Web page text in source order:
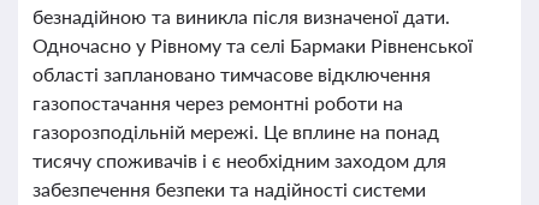
безнадійною та виникла після визначеної дати.
Одночасно у Рівному та селі Бармаки Рівненської
області заплановано тимчасове відключення
газопостачання через ремонтні роботи на
газорозподільній мережі. Це вплине на понад
тисячу споживачів і є необхідним заходом для
забезпечення безпеки та надійності системи